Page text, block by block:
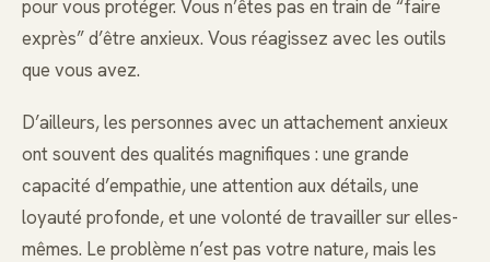
pour vous protéger. Vous n’êtes pas en train de “faire
exprès” d’être anxieux. Vous réagissez avec les outils
que vous avez.
D’ailleurs, les personnes avec un attachement anxieux
ont souvent des qualités magnifiques : une grande
capacité d’empathie, une attention aux détails, une
loyauté profonde, et une volonté de travailler sur elles-
mêmes. Le problème n’est pas votre nature, mais les